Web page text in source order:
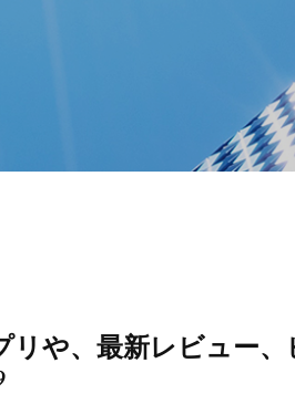
や、最新レビュー、